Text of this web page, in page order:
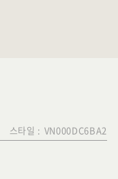
스타일 : VN000DC6BA2